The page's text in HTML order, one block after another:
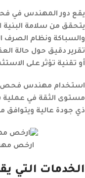
يقع دور المهندس في
يتحقق من سلامة البنية
والسباكة ونظام الصرف
تقرير دقيق حول حالة
أو تقنية تؤثر على
استخدام مهندس فحص
مستوى الثقة في
ذي جودة عالية ويتوافق
ارخص
الخدمات